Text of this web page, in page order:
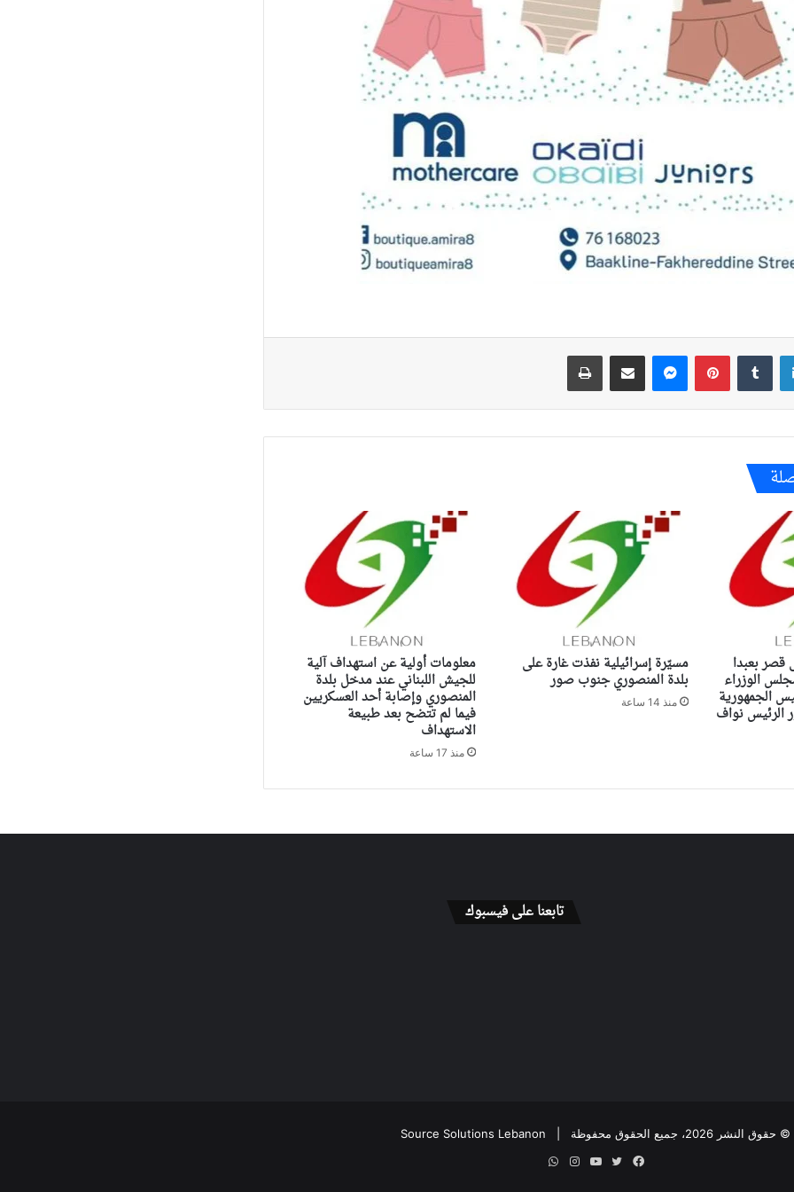
لينكدإن بينتيريستماسنجر مشاركة عبر البريد طباعة
قصر بعبدا
الوزراء
الجمهورية
نواف
مسيّرة إسرائيلية نفذت غارة على
بلدة المنصوري جنوب صور
منذ 14 ساعة
معلومات أولية عن استهداف آلية
للجيش اللبناني عند مدخل بلدة
المنصوري وإصابة أحد العسكريين
فيما لم تتضح بعد طبيعة
الاستهداف
منذ 17 ساعة
تابعنا على فيسبوك
© حقوق النشر 2026، جميع الحقوق محفوظة |
Source Solutions Lebanon
فيسبوك
تويتريوتيوبانستقرامواتساب